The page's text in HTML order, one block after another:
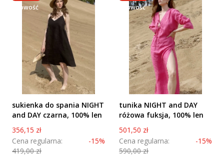
nowość
sukienka do spania NIGHT
and DAY czarna, 100% len
Cena promocyjna
356,15 zł
Cena regularna:
419,00 zł
-15%
nowość
tunika NIGHT and DAY
różowa fuksja, 100% len
Cena promocyjna
501,50 zł
Cena regularna:
590,00 zł
-15%